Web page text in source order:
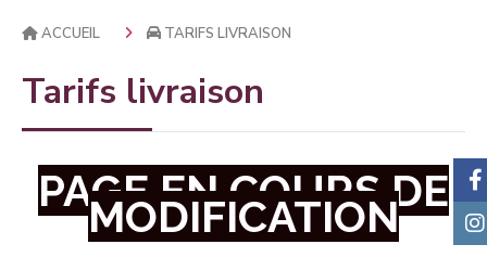
ACCUEIL TARIFS LIVRAISON
Tarifs livraison
PAGE EN COURS DE
MODIFICATION